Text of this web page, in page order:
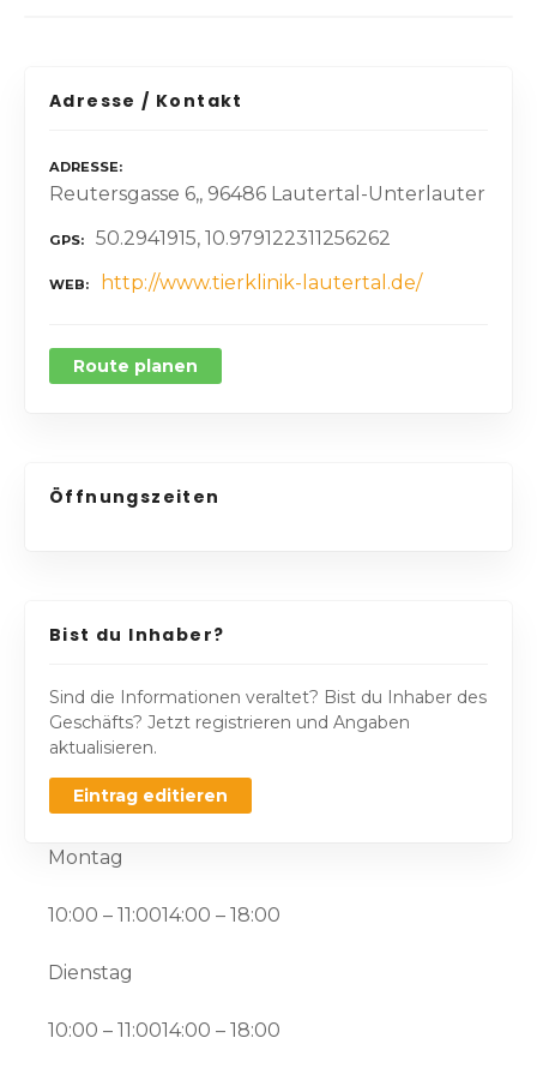
Adresse / Kontakt
ADRESSE
Reutersgasse 6,, 96486 Lautertal-Unterlauter
GPS 50.2941915, 10.979122311256262
WEB http://www.tierklinik-lautertal.de/
Route planen
Öffnungszeiten
Bist du Inhaber?
Sind die Informationen veraltet? Bist du Inhaber des
Geschäfts? Jetzt registrieren und Angaben
aktualisieren.
Eintrag editieren
Montag
10:00 – 11:0014:00 – 18:00
Dienstag
10:00 – 11:0014:00 – 18:00